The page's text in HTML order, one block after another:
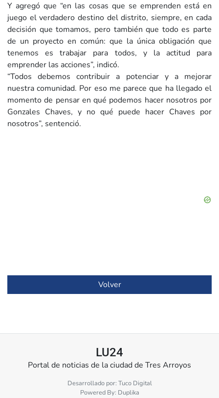
Y agregó que “en las cosas que se emprenden está en
juego el verdadero destino del distrito, siempre, en cada
decisión que tomamos, pero también que todo es parte
de un proyecto en común: que la única obligación que
tenemos es trabajar para todos, y la actitud para
emprender las acciones”, indicó.
“Todos debemos contribuir a potenciar y a mejorar
nuestra comunidad. Por eso me parece que ha llegado el
momento de pensar en qué podemos hacer nosotros por
Gonzales Chaves, y no qué puede hacer Chaves por
nosotros”, sentenció.
Volver
LU24
Portal de noticias de la ciudad de Tres Arroyos
Desarrollado por: Tuco Digital
Powered By: Duplika